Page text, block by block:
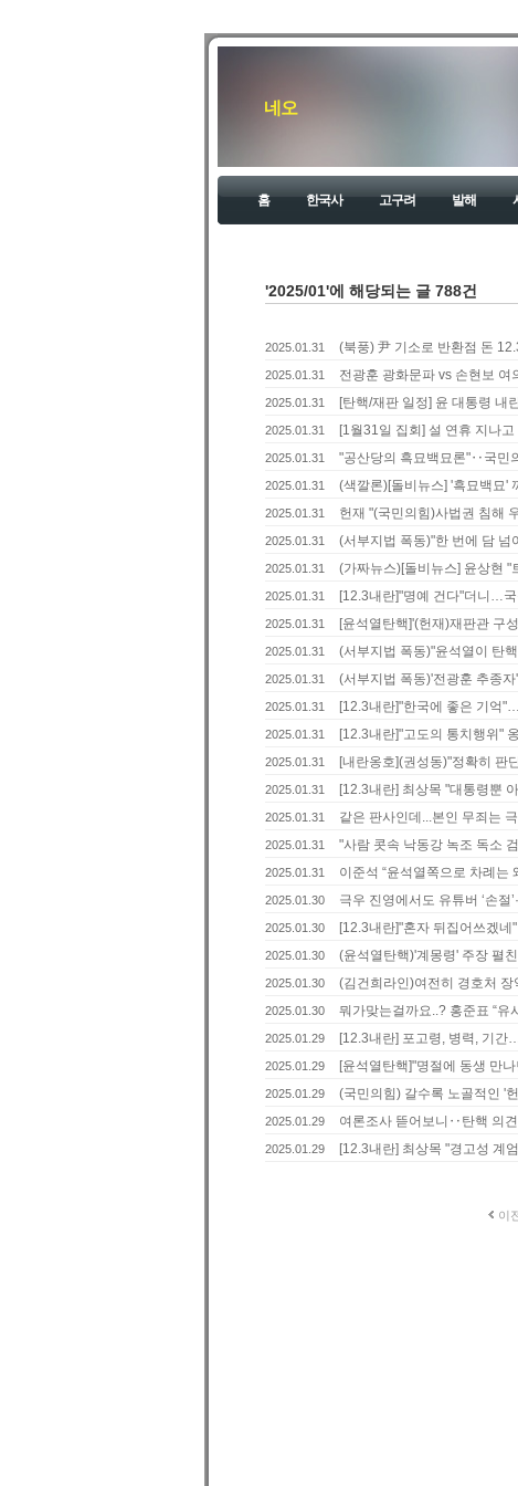
네오
홈 한국사 고구려 발해
'2025/01'에 해당되는 글 788건
2025.01.31 (북풍) 尹 기소로 반환점 돈
2025.01.31 전광훈 광화문파 vs 손현보
2025.01.31 [탄핵/재판 일정] 윤 대통령 내
2025.01.31 [1월31일 집회] 설 연휴 지나
2025.01.31 "공산당의 흑묘백묘론"‥국민
2025.01.31 (색깔론)[돌비뉴스] '흑묘백묘'
2025.01.31 헌재 "(국민의힘)사법권 침해
2025.01.31 (서부지법 폭동)"한 번에 담
2025.01.31 (가짜뉴스)[돌비뉴스] 윤상현
2025.01.31 [12.3내란]"명예 건다"더니…
2025.01.31 [윤석열탄핵]'(헌재)재판관 구
2025.01.31 (서부지법 폭동)"윤석열이 탄
2025.01.31 (서부지법 폭동)'전광훈 추종
2025.01.31 [12.3내란]"한국에 좋은 기억
2025.01.31 [12.3내란]"고도의 통치행위"
2025.01.31 [내란옹호](권성동)"정확히 판
2025.01.31 [12.3내란] 최상목 "대통령뿐
2025.01.31 같은 판사인데...본인 무죄는
2025.01.31 "사람 콧속 낙동강 녹조 독소
2025.01.31 이준석 “윤석열쪽으로 차례는
2025.01.30 극우 진영에서도 유튜버 ‘손절
2025.01.30 [12.3내란]"혼자 뒤집어쓰겠
2025.01.30 (윤석열탄핵)'계몽령' 주장 펼
2025.01.30 (김건희라인)여전히 경호처
2025.01.30 뭐가맞는걸까요..? 홍준표 “유
2025.01.29 [12.3내란] 포고령, 병력, 기간
2025.01.29 [윤석열탄핵]"명절에 동생 만
2025.01.29 (국민의힘) 갈수록 노골적인 '
2025.01.29 여론조사 뜯어보니‥탄핵 의
2025.01.29 [12.3내란] 최상목 "경고성 계
이